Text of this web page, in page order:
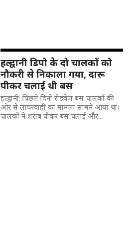
हल्द्वानी डिपो के दो चालकों को
नौकरी से निकाला गया, दारू
पीकर चलाई थी बस
हल्द्वानी: पिछले दिनों रोडवेज बस चालकों की
ओर से लापरवाही का मामला सामने आया था।
चालकों ने शराब पीकर बस चलाई और...